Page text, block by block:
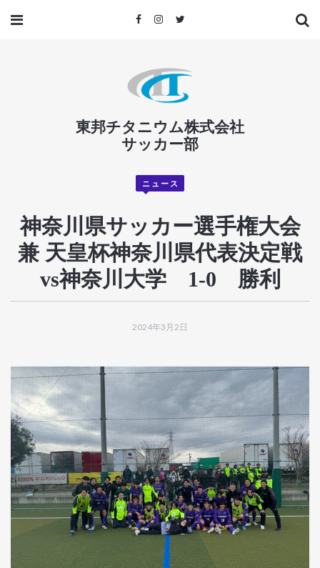
東邦チタニウム株式会社
サッカー部
ニュース
神奈川県サッカー選手権大会
兼 天皇杯神奈川県代表決定戦
vs神奈川大学 1-0 勝利
2024年3月2日